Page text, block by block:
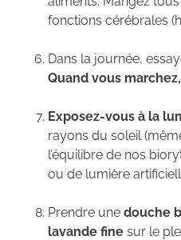
fonctions cérébrales
Dans la journée,
Quand vous
Exposez-vous à la
rayons du soleil
l’équilibre de nos
ou de lumière
Prendre une douche
lavande fine sur le